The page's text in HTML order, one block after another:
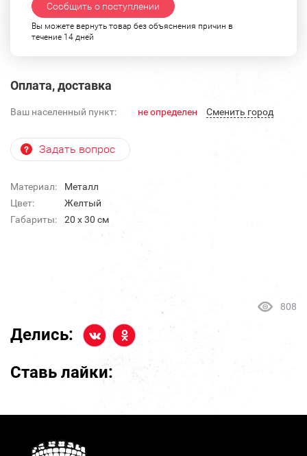
Сообщить о поступлении
Вы можете вернуть товар без объяснения причин в
течение 14 дней
Оплата, доставка
Ваш населенный пункт: не определен Cменить город
Задать вопрос
Материал:
Металл
Цвет:
Желтый
Габариты:
20 х 30 см
808
Делись:
Ставь лайки: